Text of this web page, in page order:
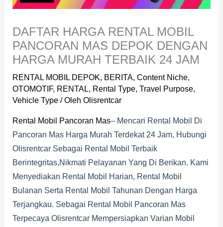
DAFTAR HARGA RENTAL MOBIL
PANCORAN MAS DEPOK DENGAN
HARGA MURAH TERBAIK 24 JAM
RENTAL MOBIL DEPOK, BERITA, Content Niche,
OTOMOTIF, RENTAL, Rental Type, Travel Purpose,
Vehicle Type/ Oleh Olisrentcar
Rental Mobil Pancoran Mas– Mencari Rental Mobil Di
Pancoran Mas Harga Murah Terdekat 24 Jam, Hubungi
Olisrentcar Sebagai Rental Mobil Terbaik
Berintegritas,nikmati Pelayanan Yang Di Berikan. Kami
Menyediakan Rental Mobil Harian, Rental Mobil
Bulanan Serta Rental Mobil Tahunan Dengan Harga
Terjangkau. Sebagai Rental Mobil Pancoran Mas
Terpecaya Olisrentcar Mempersiapkan Varian Mobil